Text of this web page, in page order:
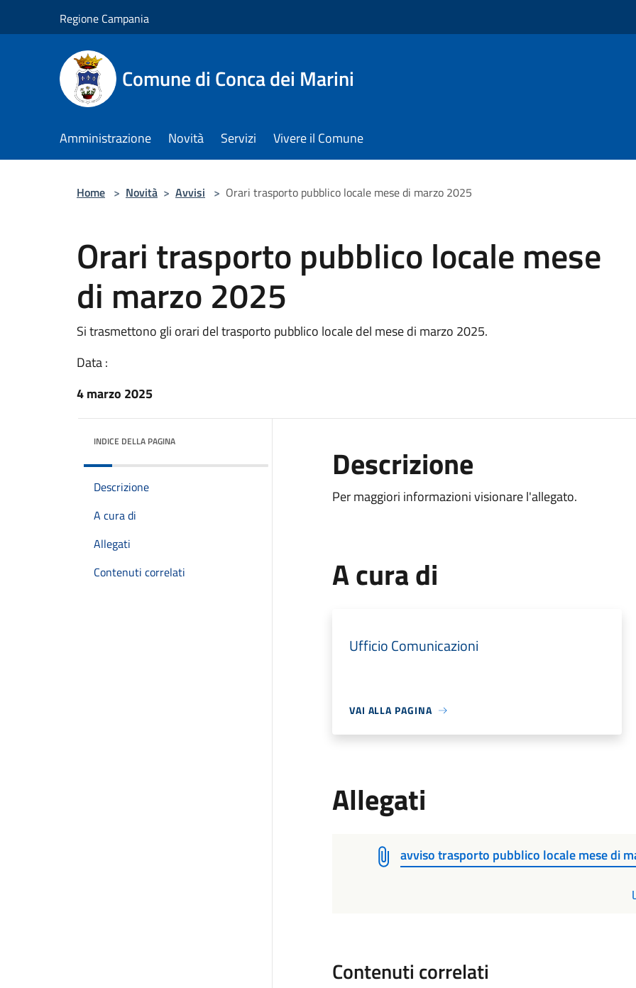
Regione Campania
Comune di Conca dei Marini
Amministrazione Novità Servizi Vivere il Comune
Home > Novità > Avvisi > Orari trasporto pubblico locale mese di marzo 2025
Orari trasporto pubblico locale mese
di marzo 2025
Si trasmettono gli orari del trasporto pubblico locale del mese di marzo 2025.
Data :
4 marzo 2025
INDICE DELLA PAGINA
Descrizione
A cura di
Allegati
Contenuti correlati
Descrizione
Per maggiori informazioni visionare l'allegato.
A cura di
Ufficio Comunicazioni
VAI ALLA PAGINA
Allegati
avviso trasporto pubblico locale mese di
Contenuti correlati